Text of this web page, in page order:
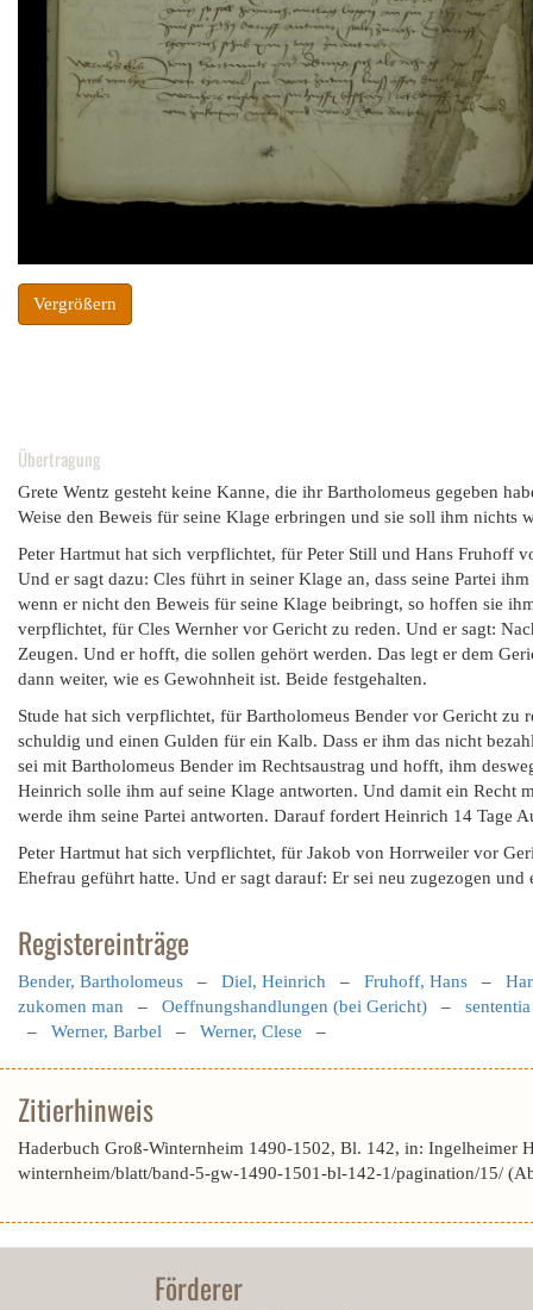
Vergrößern
Übertragung
Grete Wentz gesteht keine Kanne, die ihr Bartholomeus gegeben
Weise den Beweis für seine Klage erbringen und sie soll ihm nichts
Peter Hartmut hat sich verpflichtet, für Peter Still und Hans Fruhoff
Und er sagt dazu: Cles führt in seiner Klage an, dass seine Partei
wenn er nicht den Beweis für seine Klage beibringt, so hoffen sie
verpflichtet, für Cles Wernher vor Gericht zu reden. Und er sagt:
Zeugen. Und er hofft, die sollen gehört werden. Das legt er dem
dann weiter, wie es Gewohnheit ist. Beide festgehalten.
Stude hat sich verpflichtet, für Bartholomeus Bender vor Gericht
schuldig und einen Gulden für ein Kalb. Dass er ihm das nicht
sei mit Bartholomeus Bender im Rechtsaustrag und hofft, ihm
Heinrich solle ihm auf seine Klage antworten. Und damit ein Recht
werde ihm seine Partei antworten. Darauf fordert Heinrich 14 Tage
Peter Hartmut hat sich verpflichtet, für Jakob von Horrweiler vor
Ehefrau geführt hatte. Und er sagt darauf: Er sei neu zugezogen
Registereinträge
Bender, Bartholomeus – Diel, Heinrich – Fruhoff, Hans –
zukomen man – Oeffnungshandlungen (bei Gericht) – sententia
– Werner, Barbel – Werner, Clese –
Zitierhinweis
Haderbuch Groß-Winternheim 1490-1502, Bl. 142, in: Ingelheimer
winternheim/blatt/band-5-gw-1490-1501-bl-142-1/pagination/15/
Förderer